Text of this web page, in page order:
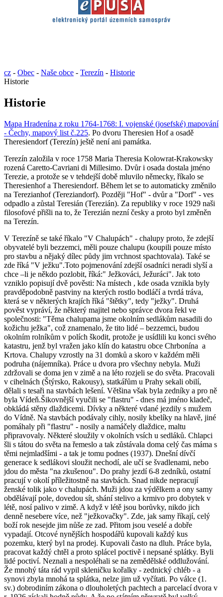
cz - Obec - Naše obce - Terezín - Historie
Historie
Historie
Mapa Hradenína z roku 1764-1768: I. vojenské (josefské) mapování
- Čechy, mapový list č.225. Po dvoru Theresien Hof a osadě
Theresiendorf (Terezín) ještě není ani památka.
Terezín založila v roce 1758 Maria Theresia Kolowrat-Krakowsky
rozená Caretto-Cavriani di Millesimo. Dvůr i osada dostala jméno
Terezie, a protože se v tehdejší době mluvilo německy, říkalo se
Theresienhof a Theresiendorf. Během let se to automaticky změnilo
na Terezianhof (Tereziandorf). Později "Hof" - dvůr a "Dorf" - ves
odpadlo a zůstal Teresián (Terezián). Za republiky v roce 1929 naši
filosofové přišli na to, že Terezián nezní česky a proto byl změněn
na Terezín.
V Terezíně se také říkalo "V Chalupách" - chalupy proto, že zdejší
obyvatelé byli bezzemci, měli pouze chalupu (koupili pouze místo
pro stavbu a nějaký dílec půdy jim vrchnost spachtovala). Také se
zde říká "V ježku".Toto pojmenování zdejší osadníci neradi slyší a
chce –li je někdo pozlobit, říká:" Ježkováci, Ježuráci". Jak toto
vzniklo popisují dvě pověsti: Na místech , kde osada vznikla byly
pravděpodobně pastviny na kterých rostlo bodláčí a tvrdá tráva,
která se v některých krajích říká "štětky", tedy "ježky". Druhá
pověst vypráví, že některý majitel nebo správce dvora řekl ve
společnosti: "Těma chalupama jsme okolním sedlákům nasadili do
kožichu ježka", což znamenalo, že tito lidé – bezzemci, budou
okolním rolníkům v polích škodit, protože je usídlili ku konci svého
katastru, jenž byl vražen jako klín do katastru obce Chrbonína a
Krtova. Chalupy vzrostly na 31 domků a skoro v každém měli
podruha (nájemníka). Práce u dvora pro všechny nebyla. Muži
zdržovali se doma jen v zimě a na léto rozjeli se do světa. Pracovali
v cihelnách (Štýrsko, Rakousy), statkářům u Prahy sekali obilí,
dělali s tesaři na stavbách lešení. Většina však byla zedníky a pro ně
byla Vídeň.Šikovnější vyučili se "flastru" - dnes má jméno kladeč,
obkládá stěny dlaždicemi. Dívky a některé vdané jezdily s mužem
do Vídně. Na stavbách podávaly cihly, nosily kbelíky na hlavě, jiné
pomáhaly při "flastru" - nosily a namáčely dlaždice, maltu
připravovaly. Některé sloužily v okolních vsích u sedláků. Chlapci
šli s tátou do světa na řemeslo a tak zůstávala doma celý čas máma s
těmi nejmladšími - a tak je tomu podnes (1937). Dnešní dívčí
generace k sedlákovi sloužit nechodí, ale učí se švadlenami, nebo
jdou do města "na zkušenou". Do prahy jezdí 6-8 zedníků, ostatní
pracují v okolí příležitostně na stavbách. Snad nikde nepracují
ženské tolik jako v chalupách. Muži jdou za výdělkem a ony samy
obdělávají pole, dovedou sít, shání stelivo a krmivo pro dobytek v
létě, nosí palivo v zimě. A když v létě jsou borůvky, nikdo jich
denně nesebere více, než "ježkovačky". Zde, jak samy říkají, celý
boží rok nesejde jim nůše ze zad. Přitom jsou veselé a dobře
vypadají. Otcové nynějších hospodářů kupovali každý kus
pozemku, který byl na prodej. Kupovali často na dluh. Práce byla,
pracovat každý chtěl a proto splácel poctivě i nepsané splátky. Byli
lidé poctiví. Neznali a nespoléhali se na zemědělské oddlužování.
Že mnohý táta rád vypil skleničku kořalky - zednický chléb - a
synovi zbyla mnohá ta splátka, nelze jim už vyčítati. Po válce (1.
sv.) dobrodiním zákona o dlouholetých pachtech a parcelací dvora v